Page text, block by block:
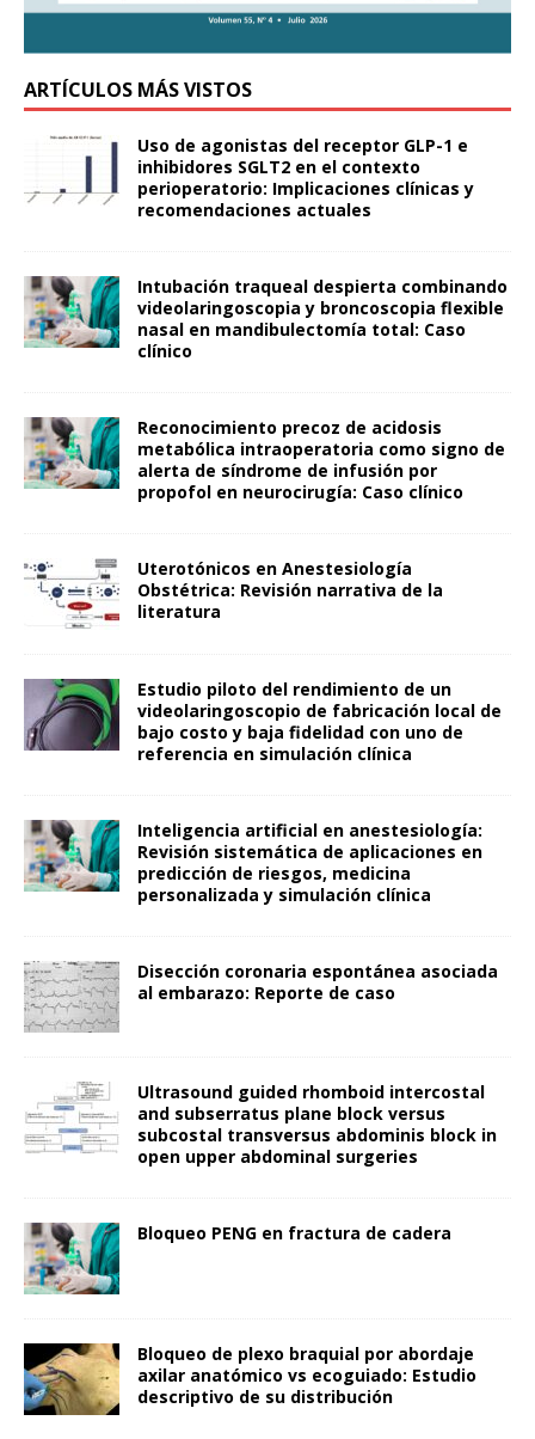
ARTÍCULOS MÁS VISTOS
Uso de agonistas del receptor GLP-1 e
inhibidores SGLT2 en el contexto
perioperatorio: Implicaciones clínicas y
recomendaciones actuales
Intubación traqueal despierta combinando
videolaringoscopia y broncoscopia flexible
nasal en mandibulectomía total: Caso
clínico
Reconocimiento precoz de acidosis
metabólica intraoperatoria como signo de
alerta de síndrome de infusión por
propofol en neurocirugía: Caso clínico
Uterotónicos en Anestesiología
Obstétrica: Revisión narrativa de la
literatura
Estudio piloto del rendimiento de un
videolaringoscopio de fabricación local de
bajo costo y baja fidelidad con uno de
referencia en simulación clínica
Inteligencia artificial en anestesiología:
Revisión sistemática de aplicaciones en
predicción de riesgos, medicina
personalizada y simulación clínica
Disección coronaria espontánea asociada
al embarazo: Reporte de caso
Ultrasound guided rhomboid intercostal
and subserratus plane block versus
subcostal transversus abdominis block in
open upper abdominal surgeries
Bloqueo PENG en fractura de cadera
Bloqueo de plexo braquial por abordaje
axilar anatómico vs ecoguiado: Estudio
descriptivo de su distribución